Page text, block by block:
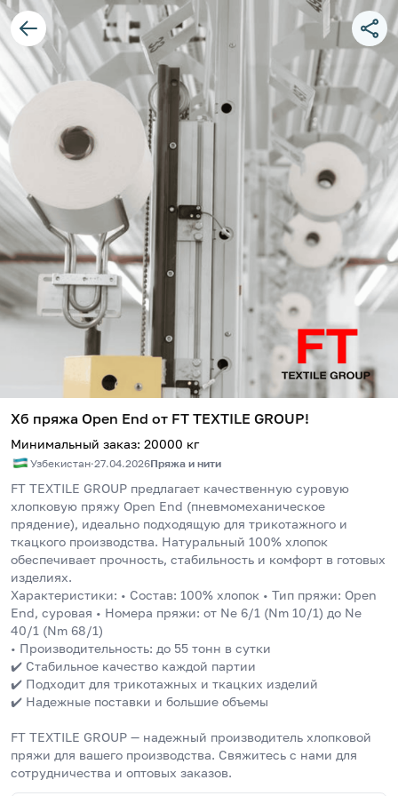
Хб пряжа Open End от FT TEXTILE GROUP!
Минимальный заказ: 20000 кг
Узбекистан·27.04.2026Пряжа и нити
FT TEXTILE GROUP предлагает качественную суровую
хлопковую пряжу Open End (пневмомеханическое
прядение), идеально подходящую для трикотажного и
ткацкого производства. Натуральный 100% хлопок
обеспечивает прочность, стабильность и комфорт в готовых
изделиях.
Характеристики: • Состав: 100% хлопок • Тип пряжи: Open
End, суровая • Номера пряжи: от Ne 6/1 (Nm 10/1) до Ne
40/1 (Nm 68/1)
• Производительность: до 55 тонн в сутки
✔️ Стабильное качество каждой партии
✔️ Подходит для трикотажных и ткацких изделий
✔️ Надежные поставки и большие объемы
FT TEXTILE GROUP — надежный производитель хлопковой
пряжи для вашего производства. Свяжитесь с нами для
сотрудничества и оптовых заказов.